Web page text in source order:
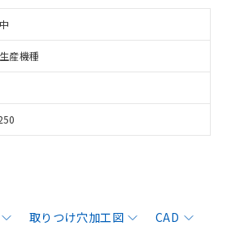
産機種
取りつけ穴加工図
CAD